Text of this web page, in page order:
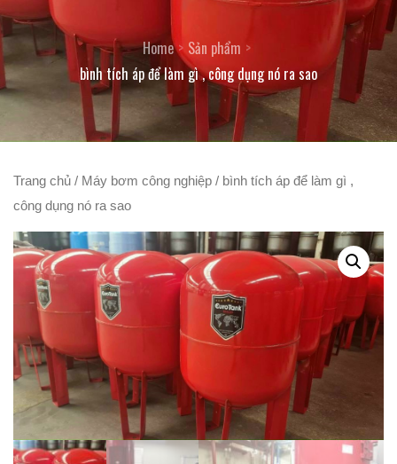
Home
Sản phẩm
bình tích áp để làm gì , công dụng nó ra sao
Trang chủ / Máy bơm công nghiệp / bình tích áp để làm gì ,
công dụng nó ra sao